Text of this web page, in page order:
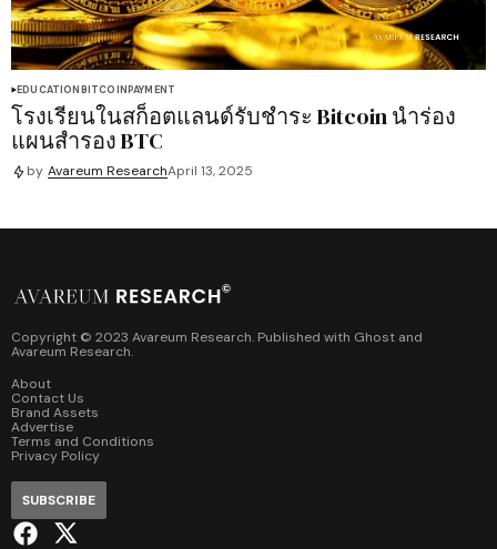
EDUCATIONBITCOINPAYMENT
โรงเรียนในสก็อตแลนด์รับชำระ Bitcoin นำร่อง
แผนสำรอง BTC
by Avareum ResearchApril 13, 2025
Copyright © 2023 Avareum Research. Published with Ghost and
Avareum Research.
About
Contact Us
Brand Assets
Advertise
Terms and Conditions
Privacy Policy
SUBSCRIBE